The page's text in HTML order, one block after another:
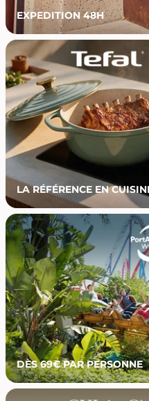
EXPEDITION 48H
LA RÉFÉRENCE EN
DÈS 69€ PAR PERSONNE